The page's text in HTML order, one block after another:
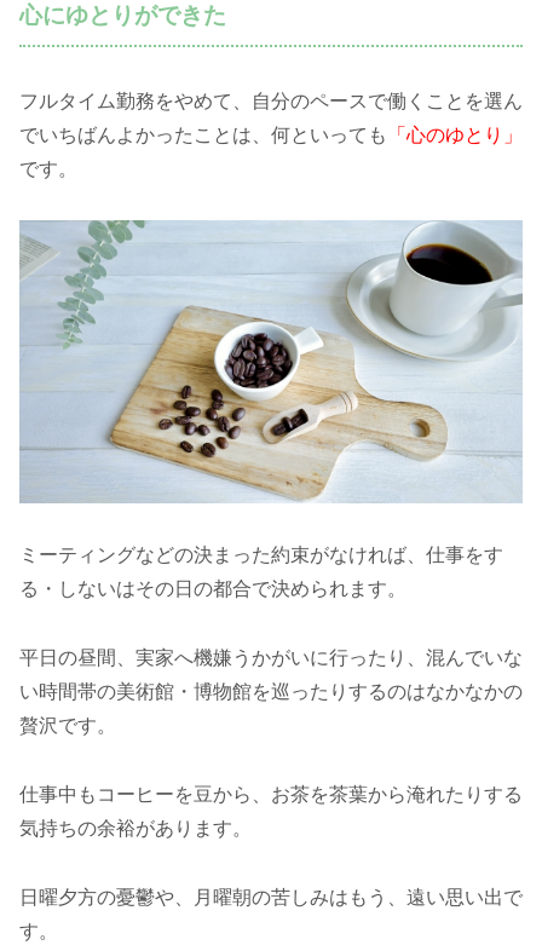
心にゆとりができた
フルタイム勤務をやめて、自分のペースで働くことを選ん
でいちばんよかったことは、何といっても
「心のゆとり」
です。
ミーティングなどの決まった約束がなければ、仕事をす
る・しないはその日の都合で決められます。
平日の昼間、実家へ機嫌うかがいに行ったり、混んでいな
い時間帯の美術館・博物館を巡ったりするのはなかなかの
贅沢です。
仕事中もコーヒーを豆から、お茶を茶葉から淹れたりする
気持ちの余裕があります。
日曜夕方の憂鬱や、月曜朝の苦しみはもう、遠い思い出で
す。